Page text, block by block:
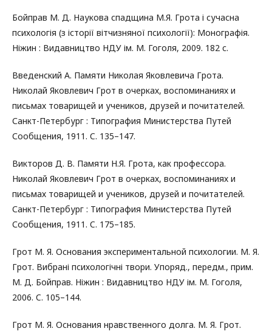
Бойправ М. Д. Наукова спадщина М.Я. Грота і сучасна
психологія (з історії вітчизняної психології): Монографія.
Ніжин : Видавництво НДУ ім. М. Гоголя, 2009. 182 c.
Введенский А. Памяти Николая Яковлевича Грота.
Николай Яковлевич Грот в очерках, воспоминаниях и
письмах товарищей и учеников, друзей и почитателей.
Санкт-Петербург : Типография Министерства Путей
Сообщения, 1911. C. 135–147.
Викторов Д. В. Памяти Н.Я. Грота, как профессора.
Николай Яковлевич Грот в очерках, воспоминаниях и
письмах товарищей и учеников, друзей и почитателей.
Санкт-Петербург : Типография Министерства Путей
Сообщения, 1911. C. 175–185.
Грот М. Я. Основания экспериментальной психологии. М. Я.
Грот. Вибрані психологічні твори. Упоряд., передм., прим.
М. Д. Бойправ. Ніжин : Видавництво НДУ ім. М. Гоголя,
2006. C. 105–144.
Грот М. Я. Основания нравственного долга. М. Я. Грот.